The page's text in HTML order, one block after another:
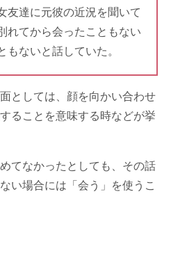
友達に元彼の近況を聞いて
れてから会ったこともない
もないと話していた。
としては、顔を向かい合わせ
ることを意味する時などが挙
てなかったとしても、その話
い場合には「会う」を使うこ